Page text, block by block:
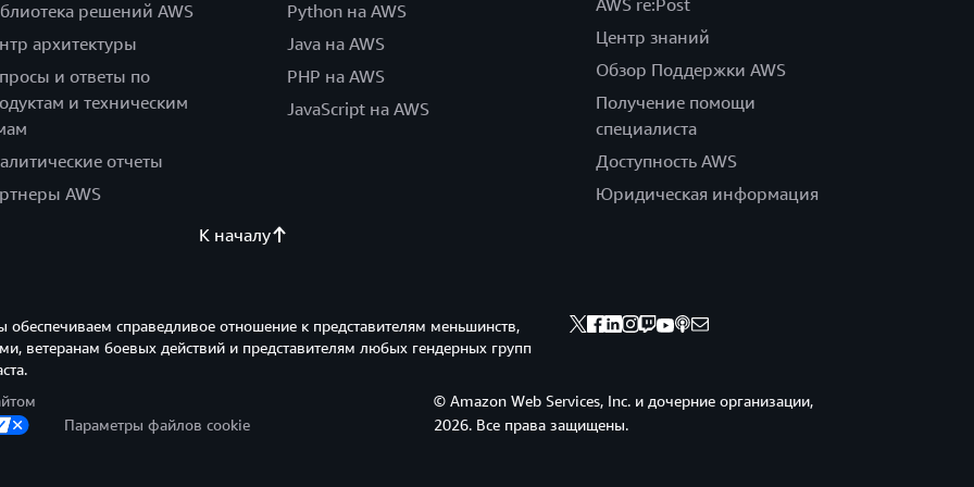
решений AWS
архитектуры
и ответы по
и техническим
отчеты
AWS
Python на AWS
Java на AWS
PHP на AWS
JavaScript на AWS
AWS re:Post
Центр знаний
Обзор Поддержки AWS
Получение помощи
специалиста
Доступность AWS
Юридическая информация
К началу
справедливое отношение к представителям меньшинств,
ветеранам боевых действий и представителям любых гендерных групп
Параметры файлов cookie
© Amazon Web Services, Inc. и дочерние организации,
2026. Все права защищены.